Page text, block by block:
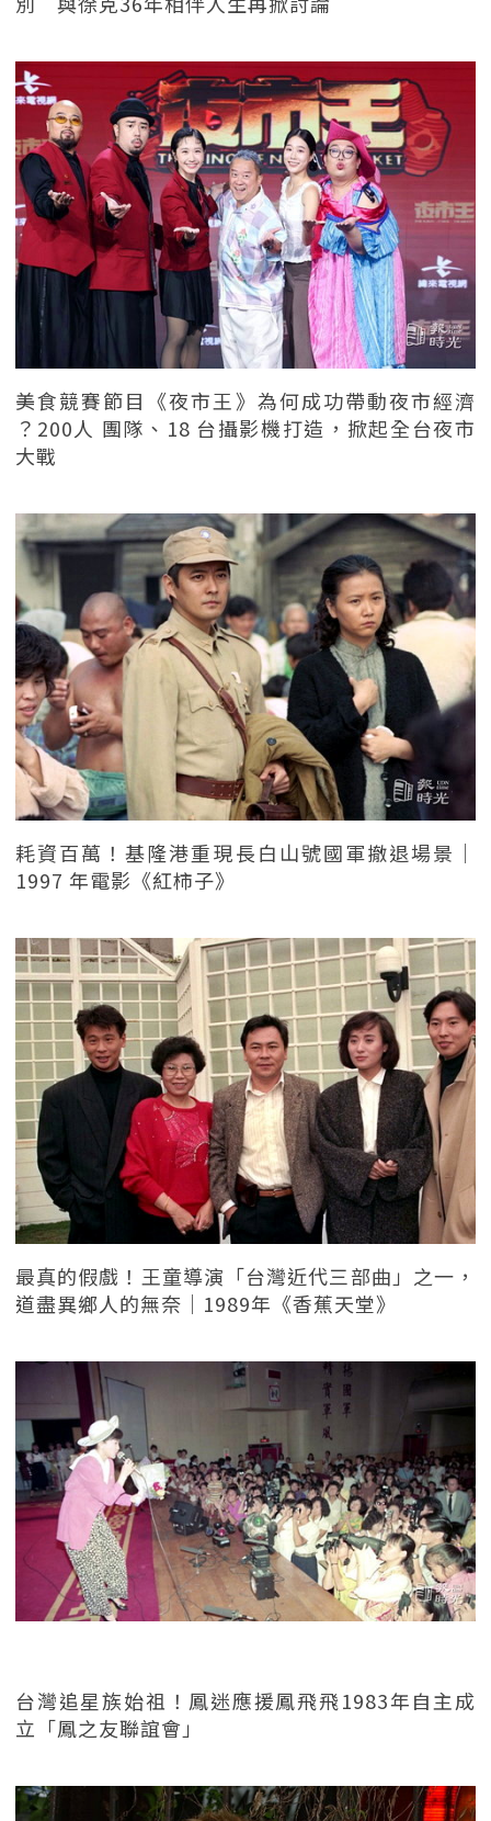
美食競賽節目《夜市王》為何成功帶動夜市經濟
？200人 團隊、18 台攝影機打造，掀起全台夜市
大戰
耗資百萬！基隆港重現長白山號國軍撤退場景｜
1997 年電影《紅柿子》
最真的假戲！王童導演「台灣近代三部曲」之一，
道盡異鄉人的無奈｜1989年《香蕉天堂》
台灣追星族始祖！鳳迷應援鳳飛飛1983年自主成
立「鳳之友聯誼會」